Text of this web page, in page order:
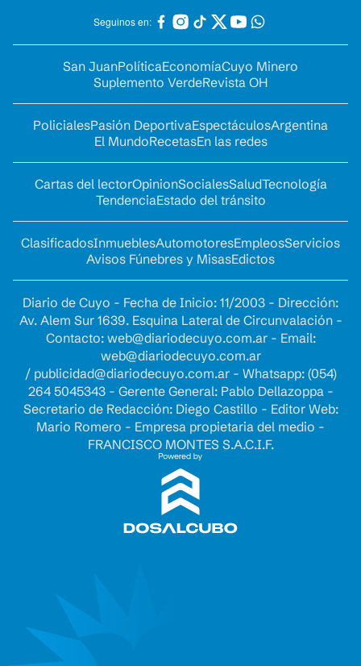
Seguinos en:
San JuanPolíticaEconomíaCuyo Minero
Suplemento VerdeRevista OH
PolicialesPasión DeportivaEspectáculosArgentina
El MundoRecetasEn las redes
Cartas del lectorOpinionSocialesSaludTecnología
TendenciaEstado del tránsito
ClasificadosInmueblesAutomotoresEmpleosServicios
Avisos Fúnebres y MisasEdictos
Diario de Cuyo - Fecha de Inicio: 11/2003 - Dirección:
Av. Alem Sur 1639. Esquina Lateral de Circunvalación -
Contacto: web@diariodecuyo.com.ar- Email:
web@diariodecuyo.com.ar
/ publicidad@diariodecuyo.com.ar- Whatsapp: (054)
264 5045343 - Gerente General: Pablo Dellazoppa -
Secretario de Redacción: Diego Castillo - Editor Web:
Mario Romero - Empresa propietaria del medio -
FRANCISCO MONTES S.A.C.I.F.